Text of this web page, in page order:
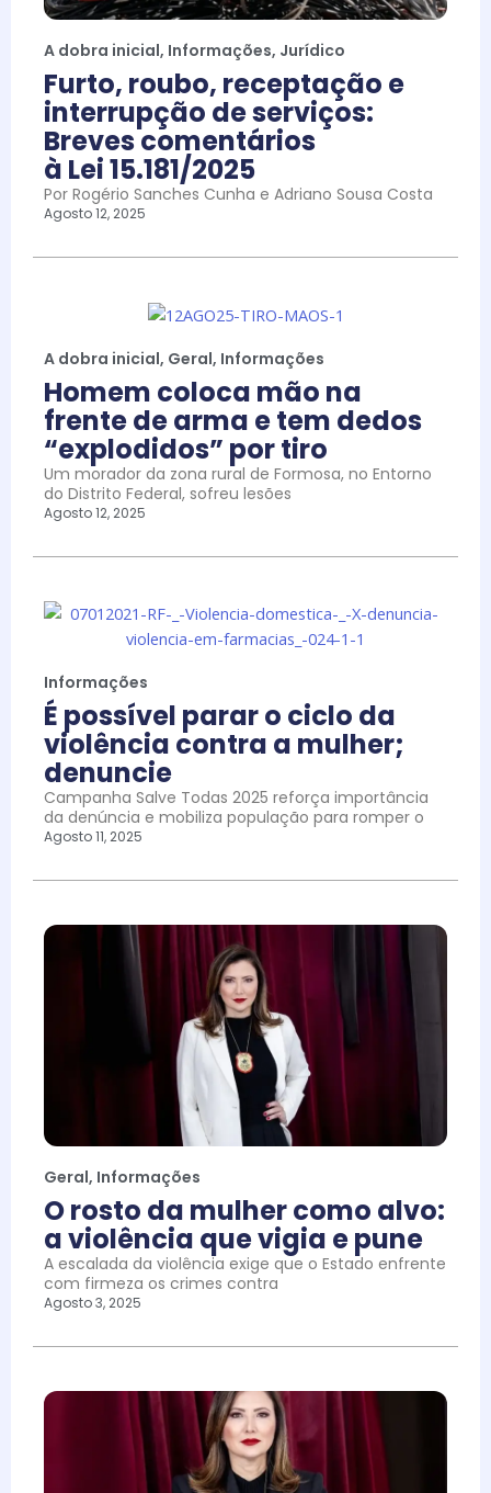
A dobra inicial, Informações, Jurídico
Furto, roubo, receptação e
interrupção de serviços:
Breves comentários
à Lei 15.181/2025
Por Rogério Sanches Cunha e Adriano Sousa Costa
Agosto 12, 2025
A dobra inicial, Geral, Informações
Homem coloca mão na
frente de arma e tem dedos
“explodidos” por tiro
Um morador da zona rural de Formosa, no Entorno
do Distrito Federal, sofreu lesões
Agosto 12, 2025
Informações
É possível parar o ciclo da
violência contra a mulher;
denuncie
Campanha Salve Todas 2025 reforça importância
da denúncia e mobiliza população para romper o
Agosto 11, 2025
Geral, Informações
O rosto da mulher como alvo:
a violência que vigia e pune
A escalada da violência exige que o Estado enfrente
com firmeza os crimes contra
Agosto 3, 2025